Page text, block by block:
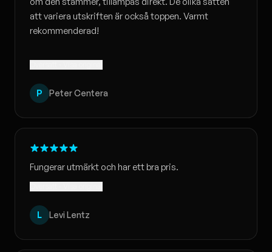
att variera utskriften är också toppen. Varmt
rekommenderad!
P Peter Centera
Fungerar utmärkt och har ett bra pris.
L Levi Lentz